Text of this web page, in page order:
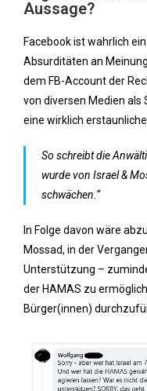
Aussage?
Facebook ist wahrlich
Absurditäten an
dem FB-Account der
von diversen Medien
eine wirklich
So schreibt die
wurde von Israel &
schwächen.“
In Folge davon wäre
Mossad, in der
Unterstützung –
der HAMAS zu
Bürger(innen)